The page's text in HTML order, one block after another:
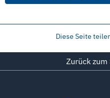
Diese Seite
Zurück